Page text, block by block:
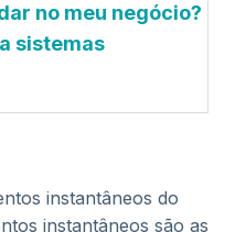
no meu negócio?
sistemas
instantâneos do
instantâneos são as